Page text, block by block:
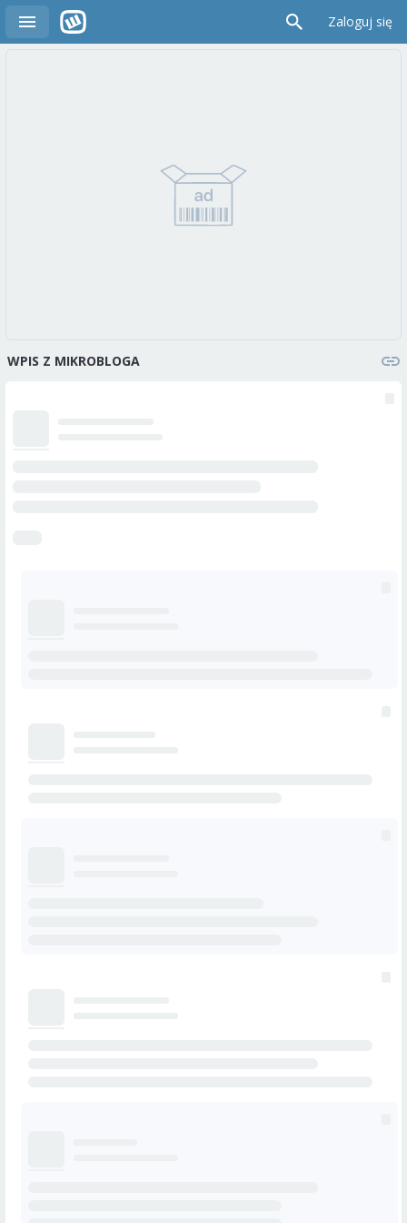
Zaloguj się
WPIS Z MIKROBLOGA